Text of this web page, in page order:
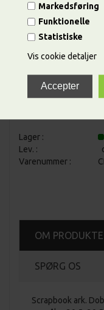
Markedsføring
Funktionelle
Statistiske
Vis cookie detaljer
ANTAL
Lager :
Lev. :
Varenummer :
OM
SPØRG OS
Scrapbook ark.